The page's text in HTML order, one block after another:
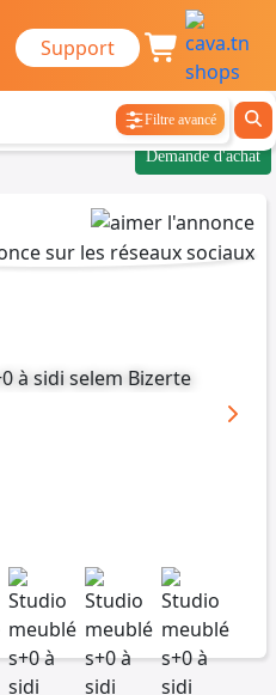
Support
Filtre avancé
Demande d'achat